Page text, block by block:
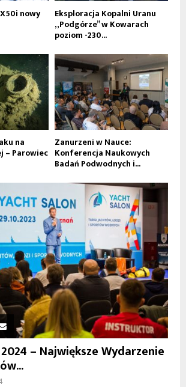
nowy Eksploracja Kopalni Uranu
„Podgórze” w Kowarach
poziom -230...
na
– Parowiec
Zanurzeni w Nauce:
Konferencja Naukowych
Badań Podwodnych i...
– Największe Wydarzenie